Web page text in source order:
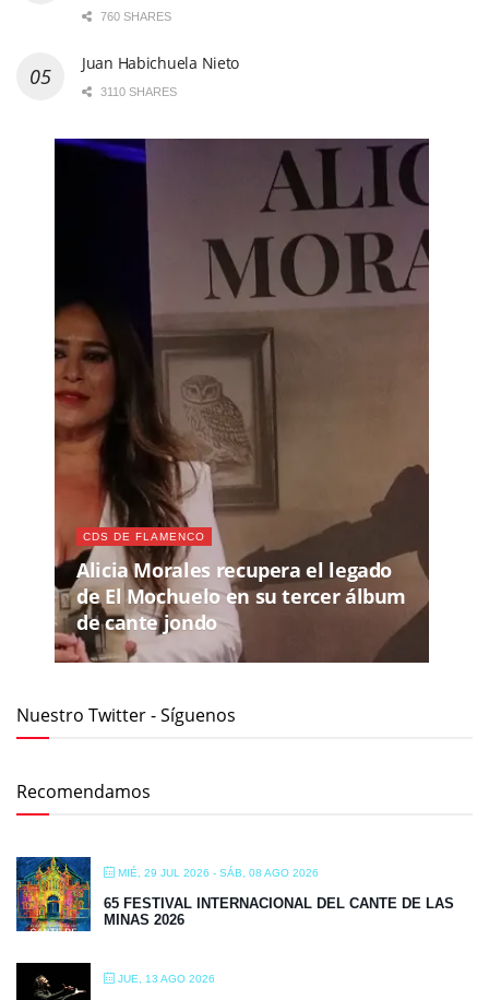
760 SHARES
Juan Habichuela Nieto
3110 SHARES
CDS DE FLAMENCO
Alicia Morales recupera el legado
de El Mochuelo en su tercer álbum
de cante jondo
Nuestro Twitter - Síguenos
Recomendamos
MIÉ, 29 JUL 2026 - SÁB, 08 AGO 2026
65 FESTIVAL INTERNACIONAL DEL CANTE DE LAS
MINAS 2026
JUE, 13 AGO 2026